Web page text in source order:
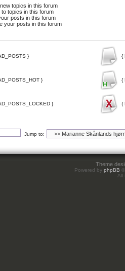
topics in this forum
to topics in this forum
posts in this forum
your posts in this forum
} {
} {
} {
Jump to:
Theme
Powered by phpBB
All